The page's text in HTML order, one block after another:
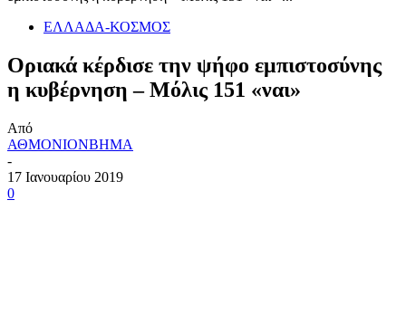
ΕΛΛΑΔΑ-ΚΟΣΜΟΣ
Οριακά κέρδισε την ψήφο εμπιστοσύνης
η κυβέρνηση – Μόλις 151 «ναι»
Από
ΑΘΜΟΝΙΟΝΒΗΜΑ
-
17 Ιανουαρίου 2019
0